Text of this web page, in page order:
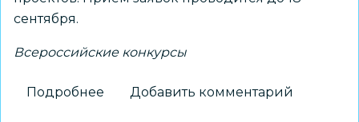
сентября.
Всероссийские конкурсы
Подробнее Добавить комментарий